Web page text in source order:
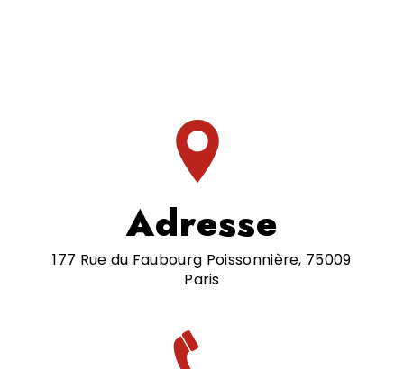
Adresse
177 Rue du Faubourg Poissonnière, 75009
Paris